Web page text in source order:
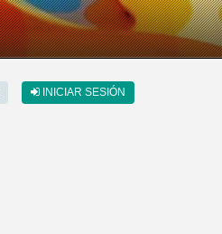
INICIAR SESIÓN